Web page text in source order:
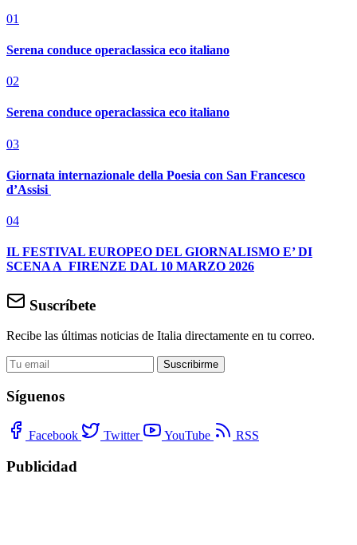
01
Serena conduce operaclassica eco italiano
02
Serena conduce operaclassica eco italiano
03
Giornata internazionale della Poesia con San Francesco
d’Assisi
04
IL FESTIVAL EUROPEO DEL GIORNALISMO E’ DI
SCENA A FIRENZE DAL 10 MARZO 2026
Suscríbete
Recibe las últimas noticias de Italia directamente en tu correo.
Suscribirme
Síguenos
Facebook Twitter YouTube RSS
Publicidad